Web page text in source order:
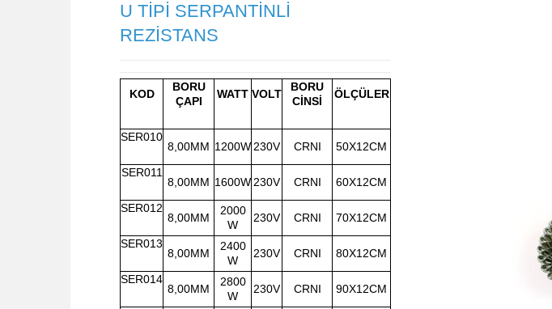
U TİPİ SERPANTİNLİ
REZİSTANS
KOD
BORU
ÇAPI
WATT VOLT
BORU
CİNSİ
ÖLÇÜLER
SER010
8,00MM 1200W 230V CRNI
50X12CM
SER011
8,00MM 1600W 230V CRNI
60X12CM
SER012
8,00MM
2000
W
230V CRNI
70X12CM
SER013
8,00MM
2400
W
230V CRNI
80X12CM
SER014
8,00MM
2800
W
230V CRNI
90X12CM